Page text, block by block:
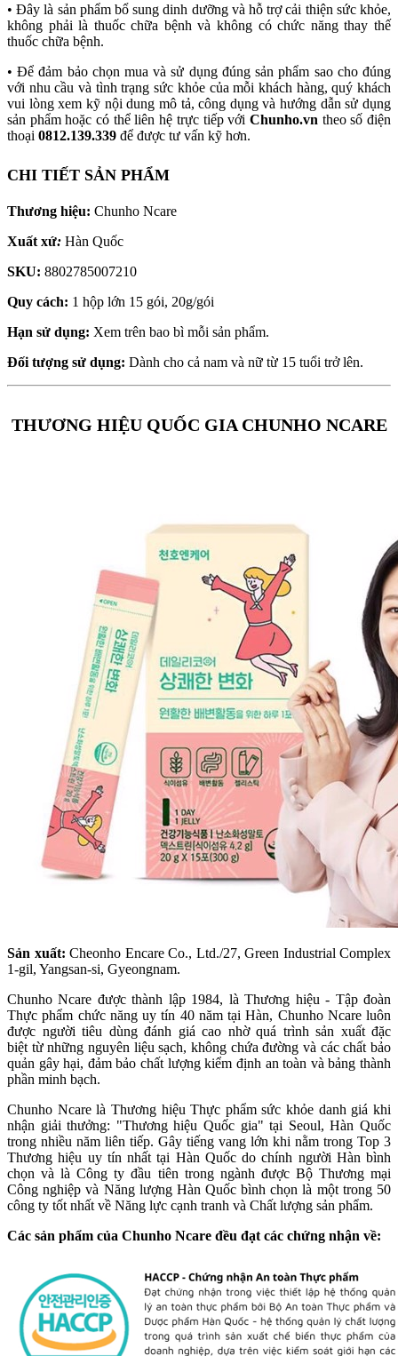
• Đây là sản phẩm bổ sung dinh dưỡng và hỗ trợ cải thiện sức khỏe,
không phải là thuốc chữa bệnh và không có chức năng thay thế
thuốc chữa bệnh.
• Để đảm bảo chọn mua và sử dụng đúng sản phẩm sao cho đúng
với nhu cầu và tình trạng sức khỏe của mỗi khách hàng, quý khách
vui lòng xem kỹ nội dung mô tả, công dụng và hướng dẫn sử dụng
sản phẩm hoặc có thể liên hệ trực tiếp với Chunho.vn theo số điện
thoại 0812.139.339 để được tư vấn kỹ hơn.
CHI TIẾT SẢN PHẨM
Thương hiệu: Chunho Ncare
Xuất xứ: Hàn Quốc
SKU: 8802785007210
Quy cách: 1 hộp lớn 15 gói, 20g/gói
Hạn sử dụng: Xem trên bao bì mỗi sản phẩm.
Đối tượng sử dụng: Dành cho cả nam và nữ từ 15 tuổi trở lên.
THƯƠNG HIỆU QUỐC GIA CHUNHO NCARE
Sản xuất: Cheonho Encare Co., Ltd./27, Green Industrial Complex
1-gil, Yangsan-si, Gyeongnam.
Chunho Ncare được thành lập 1984, là Thương hiệu - Tập đoàn
Thực phẩm chức năng uy tín 40 năm tại Hàn, Chunho Ncare luôn
được người tiêu dùng đánh giá cao nhờ quá trình sản xuất đặc
biệt từ những nguyên liệu sạch, không chứa đường và các chất bảo
quản gây hại, đảm bảo chất lượng kiểm định an toàn và bảng thành
phần minh bạch.
Chunho Ncare là Thương hiệu Thực phẩm sức khỏe danh giá khi
nhận giải thưởng: "Thương hiệu Quốc gia" tại Seoul, Hàn Quốc
trong nhiều năm liên tiếp. Gây tiếng vang lớn khi nằm trong Top 3
Thương hiệu uy tín nhất tại Hàn Quốc do chính người Hàn bình
chọn và là Công ty đầu tiên trong ngành được Bộ Thương mại
Công nghiệp và Năng lượng Hàn Quốc bình chọn là một trong 50
công ty tốt nhất về Năng lực cạnh tranh và Chất lượng sản phẩm.
Các sản phẩm của Chunho Ncare đều đạt các chứng nhận về: